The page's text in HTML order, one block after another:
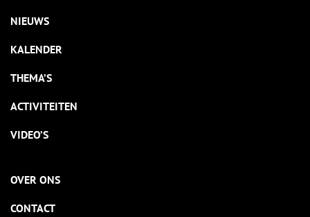
NIEUWS
KALENDER
THEMA’S
ACTIVITEITEN
VIDEO’S
OVER ONS
CONTACT